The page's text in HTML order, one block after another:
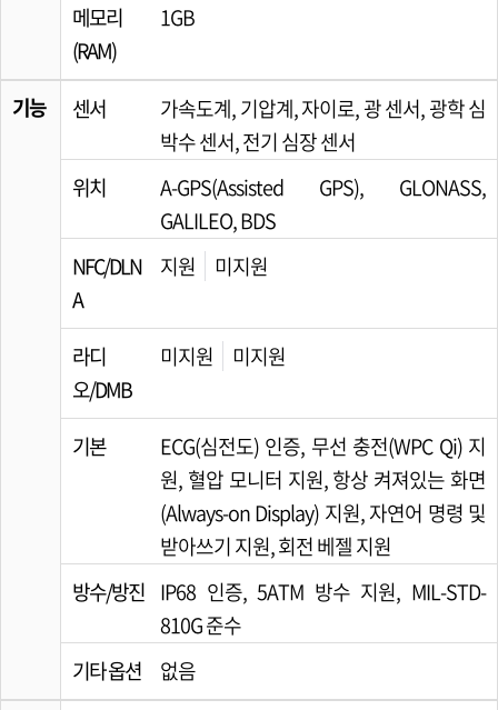
메모리
(RAM)
1GB
기능 센서
가속도계, 기압계, 자이로, 광 센서, 광학 심
박수 센서, 전기 심장 센서
위치
A-GPS(Assisted GPS), GLONASS,
GALILEO, BDS
NFC/DLN
A
지원 미지원
라디
오/DMB
미지원 미지원
기본
ECG(심전도) 인증, 무선 충전(WPC Qi) 지
원, 혈압 모니터 지원, 항상 켜져있는 화면
(Always-on Display) 지원, 자연어 명령 및
받아쓰기 지원, 회전 베젤 지원
방수/방진 IP68 인증, 5ATM 방수 지원, MIL-STD-
810G 준수
기타 옵션
없음